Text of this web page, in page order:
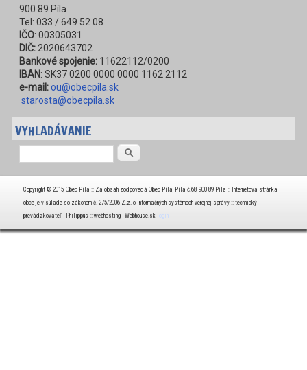
900 89 Píla
Tel: 033 / 649 52 08
IČO: 00305031
DIČ:2020643702
Bankové spojenie:11622112/0200
IBAN: SK37 0200 0000 0000 1162 2112
e-mail:ou@obecpila.sk
starosta@obecpila.sk
VYHLADÁVANIE
Copyright © 2015, Obec Píla :: Za obsah zodpovedá Obec Píla, Píla č.68, 900 89 Píla :: Internetová stránka
obce je v súlade so zákonom č. 275/2006 Z.z. o informačných systémoch verejnej správy :: technický
prevádzkovateľ - Philippus :: webhosting - Webhouse.sk login